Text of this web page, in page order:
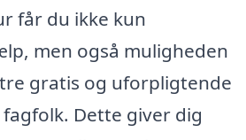
får du ikke kun
men også muligheden
gratis og uforpligtende
Dette giver dig